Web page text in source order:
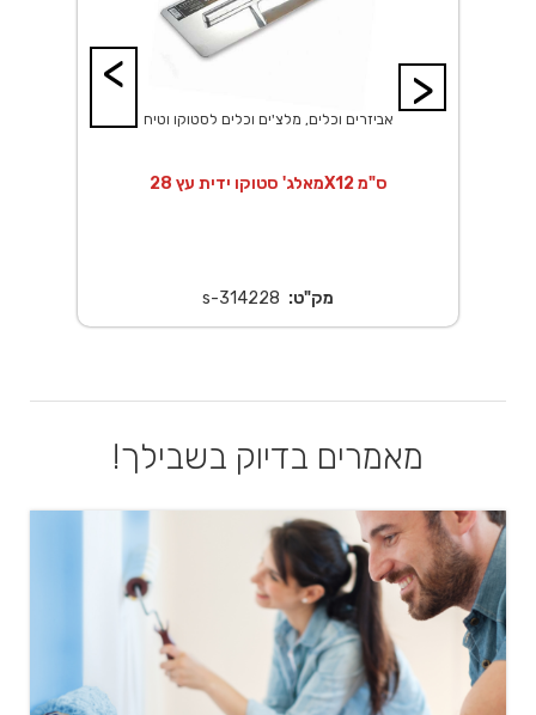
>
אביזרים וכלים, מלצ'ים וכלים לסטוקו וטיח
מאלג' סטוקו ידית עץ 28X12 ס"מ
מק"ט: s-314228
<
מאמרים בדיוק בשבילך!